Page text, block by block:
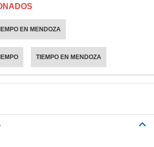
EN MENDOZA
TIEMPO EN MENDOZA